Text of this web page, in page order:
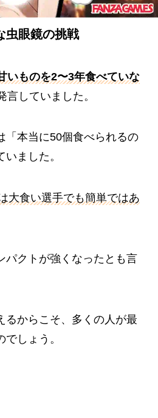
眼鏡の挑戦
いものを2〜3年食べていな
言していました。
「本当に50個食べられるの
ました。
大食い選手でも簡単ではあ
パクトが強くなったとも言
るからこそ、多くの人が最
しょう。